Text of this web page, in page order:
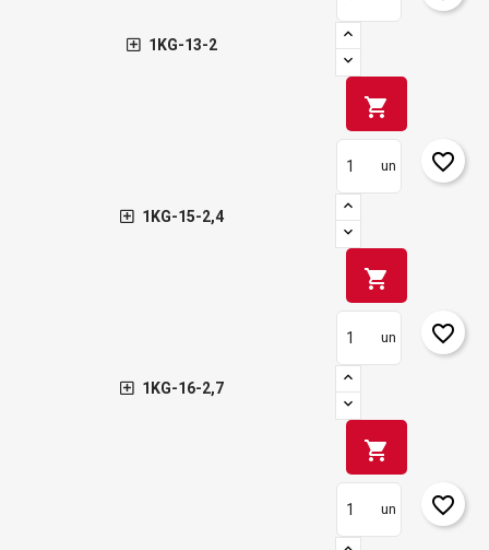
1KG-13-2
shopping_cart
1KG-15-2,4
un
shopping_cart
favorite_border
1KG-16-2,7
un
shopping_cart
favorite_border
un favorite_border